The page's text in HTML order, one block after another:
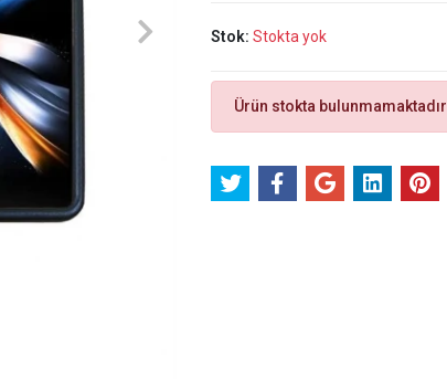
Stok: Stokta yok
Ürün stokta